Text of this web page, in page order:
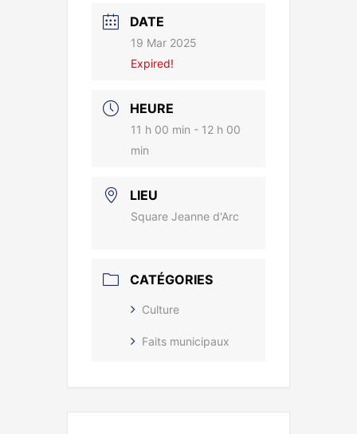
DATE
19 Mar 2025
Expired!
HEURE
11 h 00 min - 12 h 00
min
LIEU
Square Jeanne d'Arc
CATÉGORIES
Culture
Faits municipaux